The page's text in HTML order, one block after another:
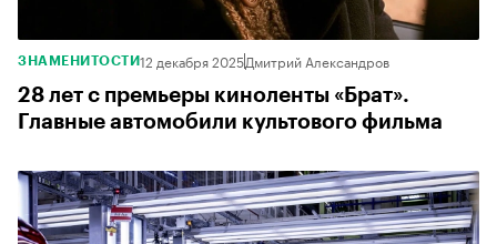
ЗНАМЕНИТОСТИ12 декабря 2025Дмитрий Александров
28 лет с премьеры киноленты «Брат».
Главные автомобили культового фильма